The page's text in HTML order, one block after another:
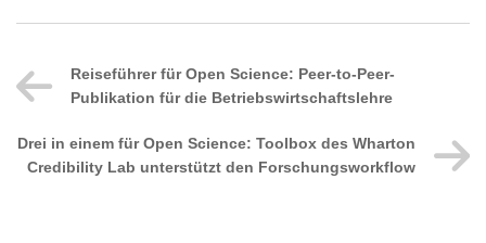
Reiseführer für Open Science: Peer-to-Peer-
Publikation für die Betriebswirtschaftslehre
Drei in einem für Open Science: Toolbox des Wharton
Credibility Lab unterstützt den Forschungsworkflow